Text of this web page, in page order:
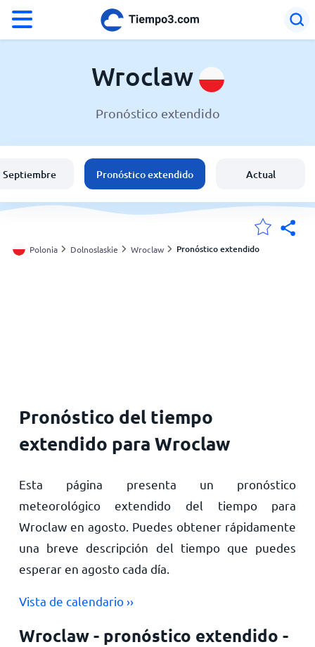
El clima en Wroclaw
España
Argentina
Wroclaw
Pronóstico extendido
Septiembre Pronóstico extendido Actual
Polonia Dolnoslaskie Wroclaw Pronóstico extendido
Pronóstico del tiempo
extendido para Wroclaw
Esta página presenta un pronóstico
meteorológico extendido del tiempo para
Wroclaw en agosto. Puedes obtener rápidamente
una breve descripción del tiempo que puedes
esperar en agosto cada día.
Vista de calendario ››
Wroclaw - pronóstico extendido -